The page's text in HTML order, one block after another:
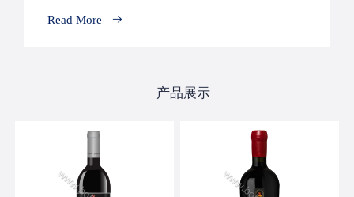
Read More
产品展示